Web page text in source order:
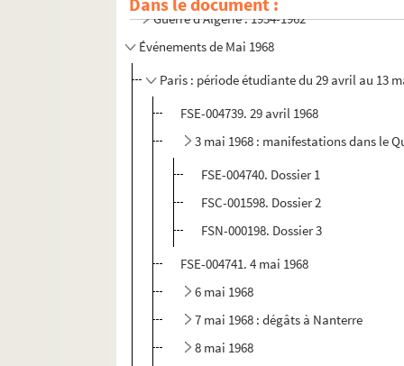
Guerre d'Algérie : 1954-1962
Événements de Mai 1968
Paris : période étudiante du 29 avril au 13
FSE-004739. 29 avril 1968
3 mai 1968 : manifestations dans le
FSE-004740. Dossier 1
FSC-001598. Dossier 2
FSN-000198. Dossier 3
FSE-004741. 4 mai 1968
6 mai 1968
7 mai 1968 : dégâts à Nanterre
8 mai 1968